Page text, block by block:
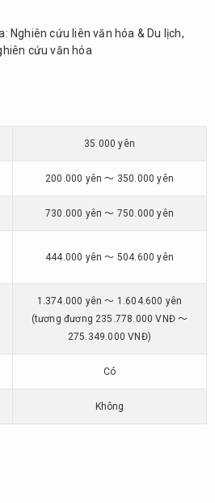
Nghiên cứu liên văn hóa & Du lịch,
cứu văn hóa
35.000 yên
200.000 yên ～ 350.000 yên
730.000 yên ～ 750.000 yên
444.000 yên ～ 504.600 yên
1.374.000 yên ～ 1.604.600 yên
(tương đương 235.778.000 VNĐ ～
275.349.000 VNĐ)
Có
Không